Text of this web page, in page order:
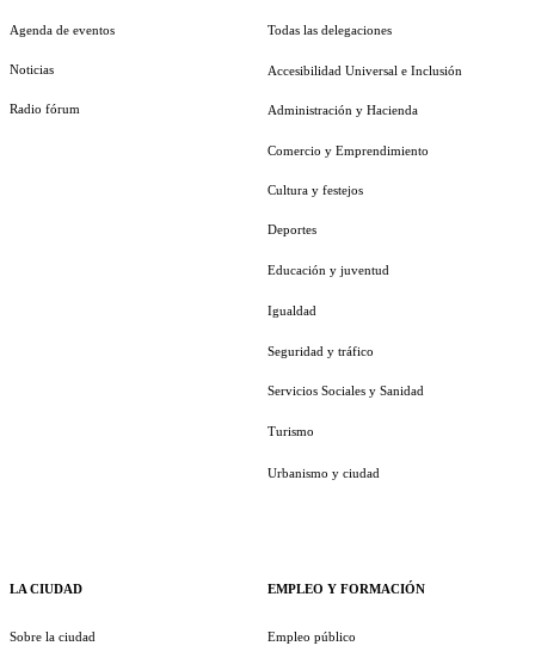
Agenda de eventos
Noticias
Radio fórum
LA CIUDAD
Sobre la ciudad
Todas las delegaciones
Accesibilidad Universal e Inclusión
Administración y Hacienda
Comercio y Emprendimiento
Cultura y festejos
Deportes
Educación y juventud
Igualdad
Seguridad y tráfico
Servicios Sociales y Sanidad
Turismo
Urbanismo y ciudad
EMPLEO Y FORMACIÓN
Empleo público